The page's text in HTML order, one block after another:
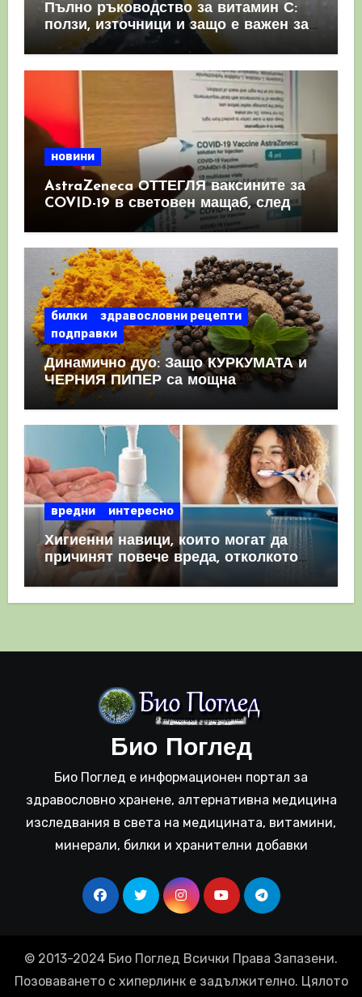
Пълно ръководство за витамин С:
ползи, източници и защо е важен за
имунната система
новини
AstraZeneca ОТТЕГЛЯ ваксините за
COVID-19 в световен мащаб, след
като призна, че те причиняват
КРЪВНИ съсиреци
билки
здравословни рецепти
подправки
Динамично дуо: Защо КУРКУМАТА и
ЧЕРНИЯ ПИПЕР са мощна
комбинация
вредни интересно
Хигиенни навици, които могат да
причинят повече вреда, отколкото
полза
Био Поглед
Био Поглед е информационен портал за
здравословно хранене, алтернативна медицина
изследвания в света на медицината, витамини,
минерали, билки и хранителни добавки
© 2013-2024 Био Поглед Всички Права Запазени.
Позоваването с хиперлинк е задължително. Цялото